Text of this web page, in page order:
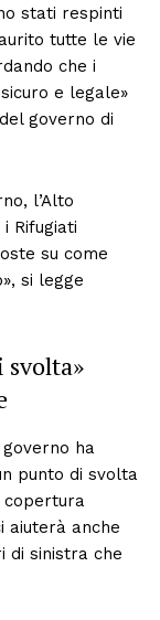
stati respinti
tutte le vie
che i
e legale»
governo di
l’Alto
Rifugiati
su come
si legge
svolta»
ha
punto di svolta
copertura
aiuterà anche
di sinistra che